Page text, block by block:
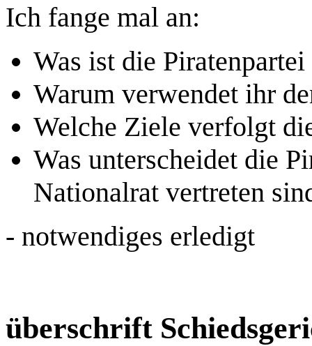
Ich fange mal an:
Was ist die
Warum verwendet ihr
Welche Ziele verfolgt
Was unterscheidet die
Nationalrat vertreten
- notwendiges erledigt
überschrift